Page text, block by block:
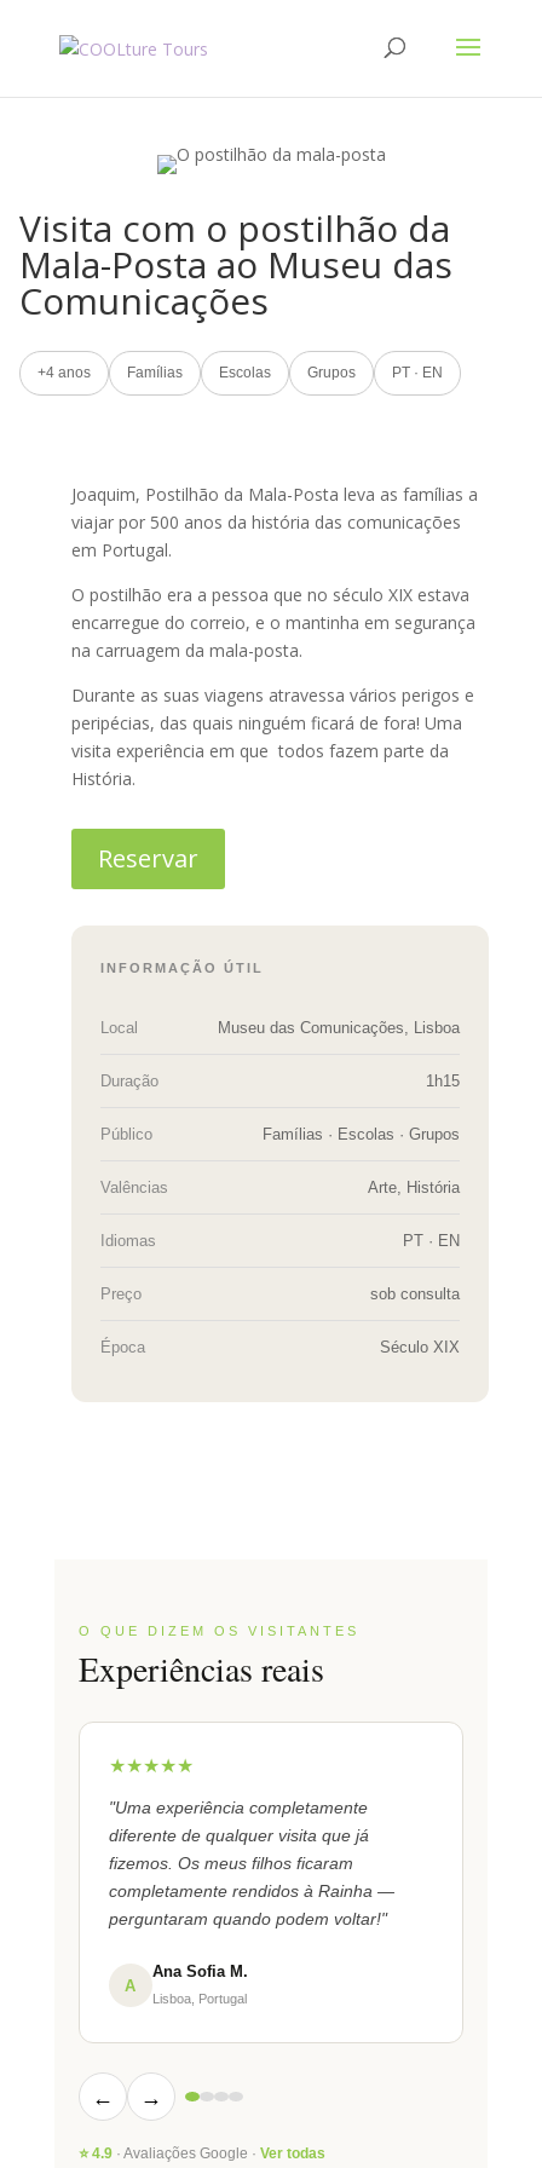
Visita com o postilhão da
Mala-Posta ao Museu das
Comunicações
+4 anos Famílias Escolas Grupos PT · EN
Joaquim, Postilhão da Mala-Posta leva as famílias a
viajar por 500 anos da história das comunicações
em Portugal.
O postilhão era a pessoa que no século XIX estava
encarregue do correio, e o mantinha em segurança
na carruagem da mala-posta.
Durante as suas viagens atravessa vários perigos e
peripécias, das quais ninguém ficará de fora! Uma
visita experiência em que todos fazem parte da
História.
Reservar
INFORMAÇÃO ÚTIL
Local Museu das Comunicações, Lisboa
Duração 1h15
Público Famílias · Escolas · Grupos
Valências Arte, História
Idiomas PT · EN
Preço sob consulta
Época Século XIX
O QUE DIZEM OS VISITANTES
Experiências reais
★★★★★
"Uma experiência completamente
diferente de qualquer visita que já
fizemos. Os meus filhos ficaram
completamente rendidos à Rainha —
perguntaram quando podem voltar!"
A
Ana Sofia M.
Lisboa, Portugal
← →
⭐ 4.9· Avaliações Google · Ver todas